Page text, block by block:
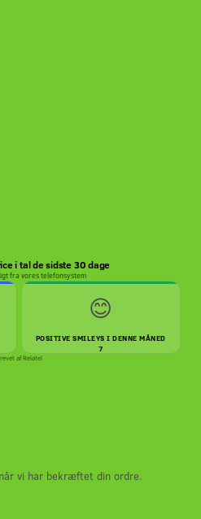
i tal de sidste 30 dage
fra vores telefonsystem
😊
POSITIVE SMILEYS I DENNE MÅNED
7
afRelatel
vi har bekræftet din ordre.